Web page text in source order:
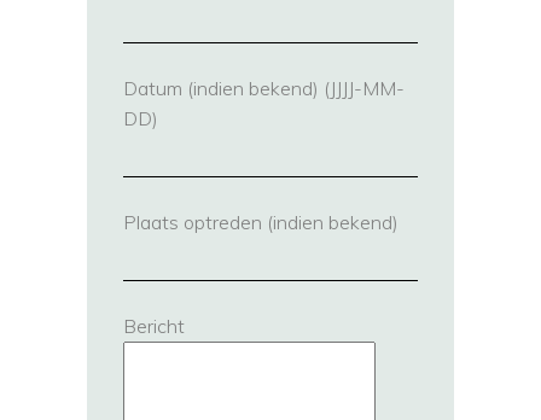
Datum (indien bekend) (JJJJ-MM-
DD)
Plaats optreden (indien bekend)
Bericht